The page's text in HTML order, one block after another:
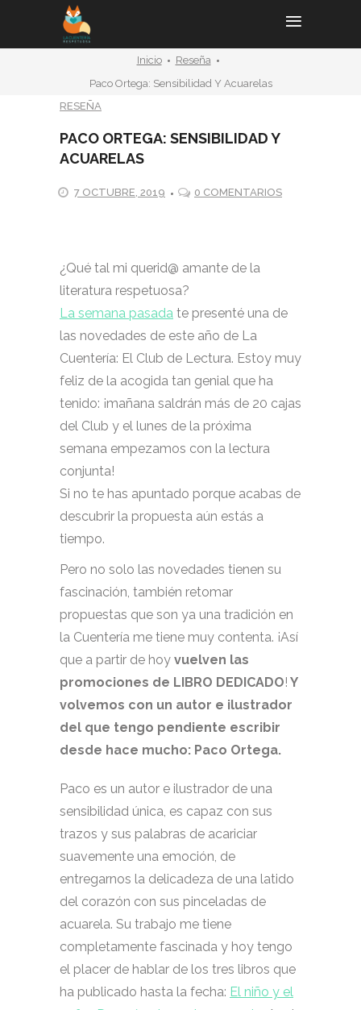
Inicio
Reseña
Paco Ortega: Sensibilidad Y Acuarelas
RESEÑA
PACO ORTEGA: SENSIBILIDAD Y
ACUARELAS
7 OCTUBRE, 2019 0 COMENTARIOS
¿Qué tal mi querid@ amante de la
literatura respetuosa?
La semana pasada te presenté una de
las novedades de este año de La
Cuentería: El Club de Lectura. Estoy muy
feliz de la acogida tan genial que ha
tenido: ¡mañana saldrán más de 20 cajas
del Club y el lunes de la próxima
semana empezamos con la lectura
conjunta!
Si no te has apuntado porque acabas de
descubrir la propuesta aún estás a
tiempo.
Pero no solo las novedades tienen su
fascinación, también retomar
propuestas que son ya una tradición en
la Cuentería me tiene muy contenta. ¡Así
que a partir de hoy vuelven las
promociones de LIBRO DEDICADO! Y
volvemos con un autor e ilustrador
del que tengo pendiente escribir
desde hace mucho: Paco Ortega.
Paco es un autor e ilustrador de una
sensibilidad única, es capaz con sus
trazos y sus palabras de acariciar
suavemente una emoción, de
entregarnos la delicadeza de una latido
del corazón con sus pinceladas de
acuarela. Su trabajo me tiene
completamente fascinada y hoy tengo
el placer de hablar de los tres libros que
ha publicado hasta la fecha: El niño y el